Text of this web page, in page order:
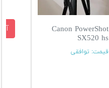
Canon PowerShot
SX520 hs
قیمت: توافقی